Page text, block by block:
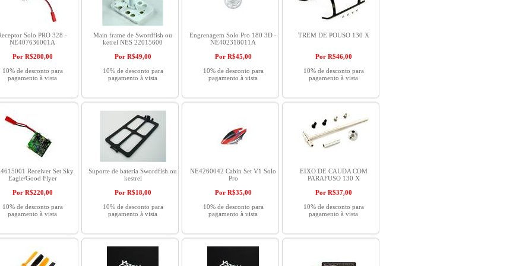
Solo PRO 328 -
NE407636001A
Por R$280,00
10% de desconto para
pagamento à vista
Main frame de Swordfish ou
ketrel NES 22015600
Por R$49,00
10% de desconto para
pagamento à vista
Engrenagem Solo Pro 180 3D -
NE402318011A
Por R$45,00
10% de desconto para
pagamento à vista
TREM DE POUSO 130 X
Por R$46,00
10% de desconto para
pagamento à vista
Receiver Set Sky
Eagle/Good Flyer
Por R$220,00
10% de desconto para
pagamento à vista
Suporte de bateria Swordfish ou
kestrel
Por R$18,00
10% de desconto para
pagamento à vista
NE4260042 Cabin Set V1 Solo
Pro
Por R$35,00
10% de desconto para
pagamento à vista
EIXO DE CAUDA COM
PARAFUSO 130 X
Por R$37,00
10% de desconto para
pagamento à vista